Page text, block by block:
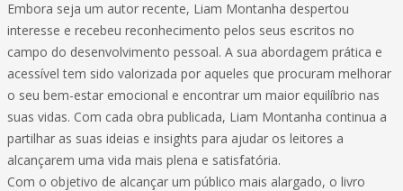
Embora seja um autor recente, Liam Montanha despertou
interesse e recebeu reconhecimento pelos seus escritos no
campo do desenvolvimento pessoal. A sua abordagem prática e
acessível tem sido valorizada por aqueles que procuram melhorar
o seu bem-estar emocional e encontrar um maior equilíbrio nas
suas vidas. Com cada obra publicada, Liam Montanha continua a
partilhar as suas ideias e insights para ajudar os leitores a
alcançarem uma vida mais plena e satisfatória.
Com o objetivo de alcançar um público mais alargado, o livro